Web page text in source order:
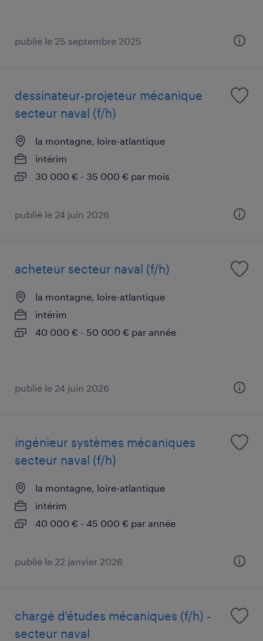
publié le 25 septembre 2025
dessinateur-projeteur mécanique
secteur naval (f/h)
la montagne, loire-atlantique
intérim
30 000 € - 35 000 € par mois
publié le 24 juin 2026
acheteur secteur naval (f/h)
la montagne, loire-atlantique
intérim
40 000 € - 50 000 € par année
publié le 24 juin 2026
ingénieur systèmes mécaniques
secteur naval (f/h)
la montagne, loire-atlantique
intérim
40 000 € - 45 000 € par année
publié le 22 janvier 2026
chargé d'études mécaniques (f/h) -
secteur naval